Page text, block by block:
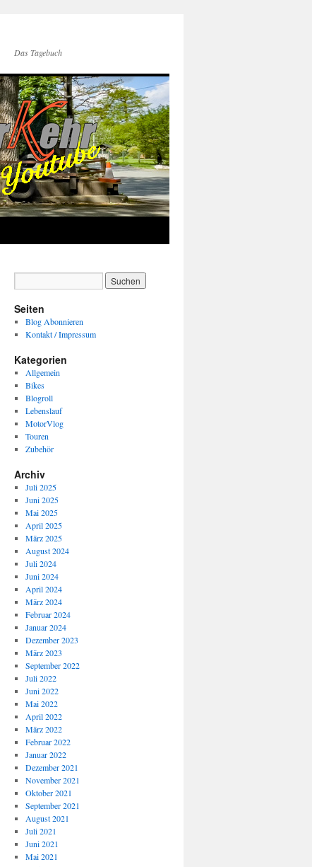
Das Tagebuch
Seiten
Blog Abonnieren
Kontakt / Impressum
Kategorien
Allgemein
Bikes
Blogroll
Lebenslauf
MotorVlog
Touren
Zubehör
Archiv
Juli 2025
Juni 2025
Mai 2025
April 2025
März 2025
August 2024
Juli 2024
Juni 2024
April 2024
März 2024
Februar 2024
Januar 2024
Dezember 2023
März 2023
September 2022
Juli 2022
Juni 2022
Mai 2022
April 2022
März 2022
Februar 2022
Januar 2022
Dezember 2021
November 2021
Oktober 2021
September 2021
August 2021
Juli 2021
Juni 2021
Mai 2021